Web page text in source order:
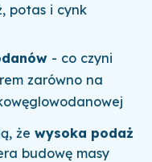
potas i cynk
- co czyni
zarówno na
że wysoka podaż
budowę masy